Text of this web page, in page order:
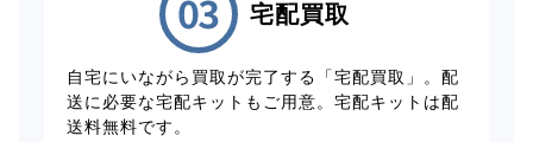
宅配買取
自宅にいながら買取が完了する「宅配買取」。配
送に必要な宅配キットもご用意。宅配キットは配
送料無料です。